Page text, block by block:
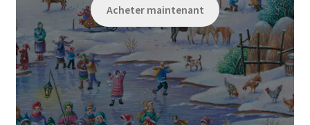
Acheter maintenant